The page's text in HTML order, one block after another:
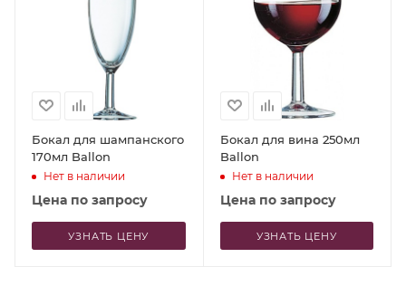
Бокал для шампанского
170мл Ballon
Нет в наличии
Цена по запросу
УЗНАТЬ ЦЕНУ
Бокал для вина 250мл
Ballon
Нет в наличии
Цена по запросу
УЗНАТЬ ЦЕНУ